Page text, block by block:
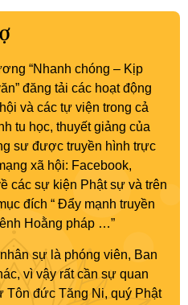
“Nhanh chóng – Kịp
đăng tải các hoạt động
và các tự viện trong cả
tu học, thuyết giảng của
sư được truyền hình trực
xã hội: Facebook,
các sự kiện Phật sự và trên
đích “ Đẩy mạnh truyền
Hoằng pháp …”
sự là phóng viên, Ban
vì vậy rất cần sự quan
Tôn đức Tăng Ni, quý Phật